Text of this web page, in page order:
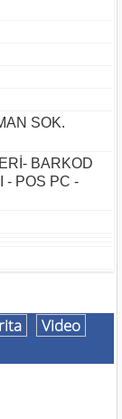
SOK.
BARKOD
- POS PC -
Video